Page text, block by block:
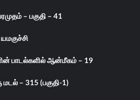
– பகுதி – 41
யமகுச்சி
பாடல்களில் ஆன்மீகம் – 19
மடல் – 315 (பகுதி-1)